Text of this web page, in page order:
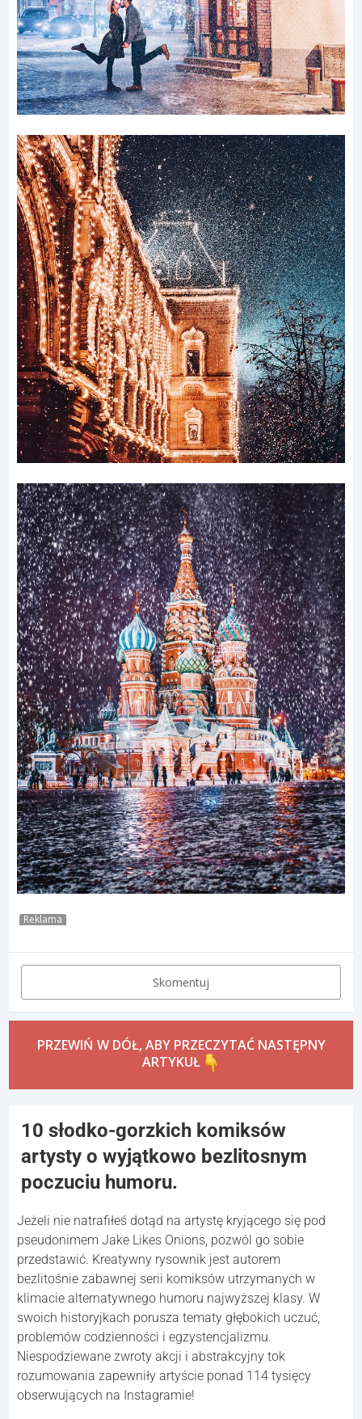
Reklama
Skomentuj
PRZEWIŃ W DÓŁ, ABY PRZECZYTAĆ NASTĘPNY
ARTYKUŁ
10 słodko-gorzkich komiksów
artysty o wyjątkowo bezlitosnym
poczuciu humoru.
Jeżeli nie natrafiłeś dotąd na artystę kryjącego się pod
pseudonimem Jake Likes Onions, pozwól go sobie
przedstawić. Kreatywny rysownik jest autorem
bezlitośnie zabawnej serii komiksów utrzymanych w
klimacie alternatywnego humoru najwyższej klasy. W
swoich historyjkach porusza tematy głębokich uczuć,
problemów codzienności i egzystencjalizmu.
Niespodziewane zwroty akcji i abstrakcyjny tok
rozumowania zapewniły artyście ponad 114 tysięcy
obserwujących na Instagramie!